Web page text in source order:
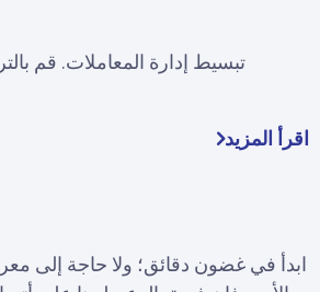
تبسيط إدارة المعاملات. قم
اقرأ المزيد
ابدأ في غضون دقائق؛ ولا حاجة إلى